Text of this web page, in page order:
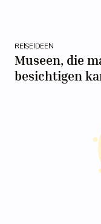
REISEIDEEN
Museen, die
besichtigen